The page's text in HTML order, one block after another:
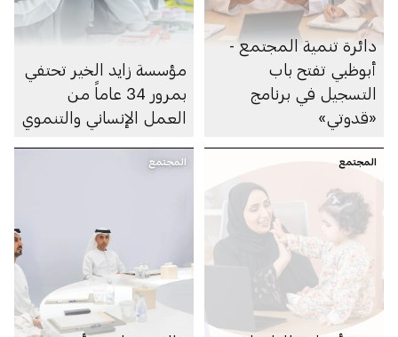
دائرة تنمية المجتمع -
أبوظبي تفتح باب
التسجيل في برنامج
«قدوتي»
مؤسسة زايد الخير تحتفي
بمرور 34 عاماً من
العمل الإنساني والتنموي
المجتمع المجتمع